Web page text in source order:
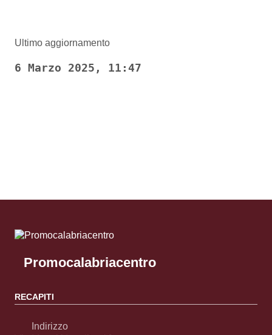
Ultimo aggiornamento
6 Marzo 2025, 11:47
Promocalabriacentro
RECAPITI
Indirizzo